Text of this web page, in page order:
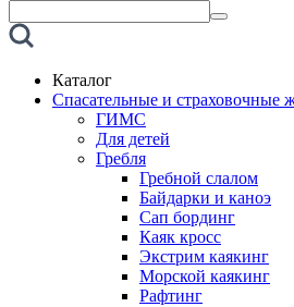
Каталог
Спасательные и страховочные
ГИМС
Для детей
Гребля
Гребной слалом
Байдарки и каноэ
Сап бординг
Каяк кросс
Экстрим каякинг
Морской каякинг
Рафтинг